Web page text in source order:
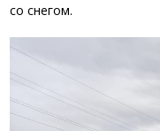
со снегом.